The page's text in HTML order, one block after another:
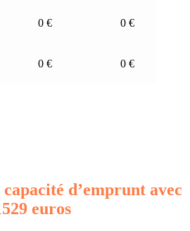
0 € 0 €
0 € 0 €
d’emprunt avec
euros